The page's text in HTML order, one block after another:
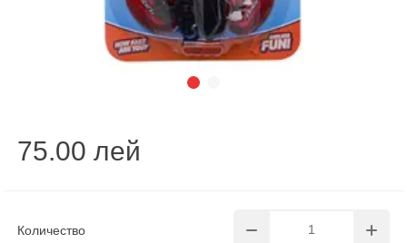
Количество
75.00 лей